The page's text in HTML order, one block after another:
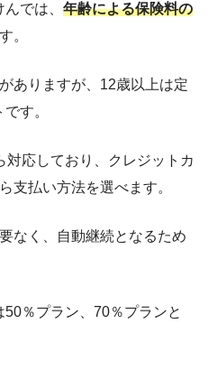
では、 年齢による保険料の
。
ありますが、12歳以上は定
す。
応しており、クレジットカ
支払い方法を選べます。
なく、自動継続となるため
％プラン、70％プランと